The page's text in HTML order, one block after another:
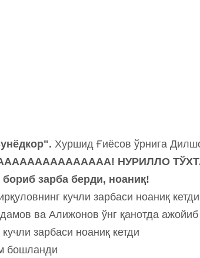
Хуршид Ғиёсов ўрнига
НУРИЛЛО
бориб зарба берди, ноаниқ!
кучли зарбаси ноаниқ
ва Алижонов ўнг қанотда
зарбаси ноаниқ кетди
бошланди